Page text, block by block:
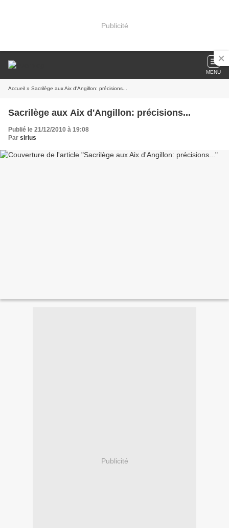
Publicité
MENU
Accueil » Sacrilège aux Aix d'Angillon: précisions...
Sacrilège aux Aix d'Angillon: précisions...
Publié le 21/12/2010 à 19:08
Par sirius
Publicité